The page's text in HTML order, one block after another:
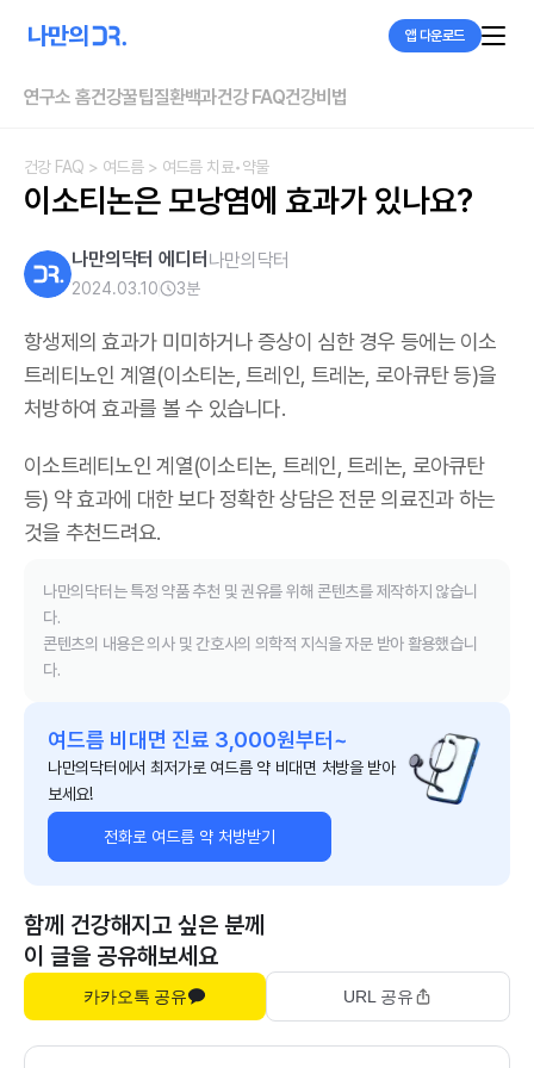
앱 다운로드
연구소 홈건강꿀팁질환백과건강 FAQ건강비법
건강 FAQ > 여드름> 여드름 치료•약물
이소티논은 모낭염에 효과가 있나요?
나만의닥터 에디터 나만의닥터
2024.03.10 3분
항생제의 효과가 미미하거나 증상이 심한 경우 등에는 이소
트레티노인 계열(이소티논, 트레인, 트레논, 로아큐탄 등)을
처방하여 효과를 볼 수 있습니다.
이소트레티노인 계열(이소티논, 트레인, 트레논, 로아큐탄
등) 약 효과에 대한 보다 정확한 상담은 전문 의료진과 하는
것을 추천드려요.
나만의닥터는 특정 약품 추천 및 권유를 위해 콘텐츠를 제작하지 않습니
다.
콘텐츠의 내용은 의사 및 간호사의 의학적 지식을 자문 받아 활용했습니
다.
여드름 비대면 진료 3,000원부터~
나만의닥터에서 최저가로 여드름 약 비대면 처방을 받아
보세요!
전화로 여드름 약 처방받기
함께 건강해지고 싶은 분께
이 글을 공유해보세요
카카오톡 공유 URL 공유